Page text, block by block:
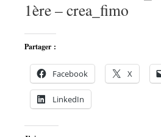
1ère – crea_fimo
Partager :
Facebook X
LinkedIn